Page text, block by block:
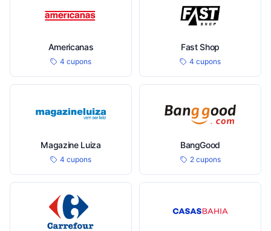
Americanas
4 cupons
Fast Shop
4 cupons
Magazine Luiza
4 cupons
BangGood
2 cupons